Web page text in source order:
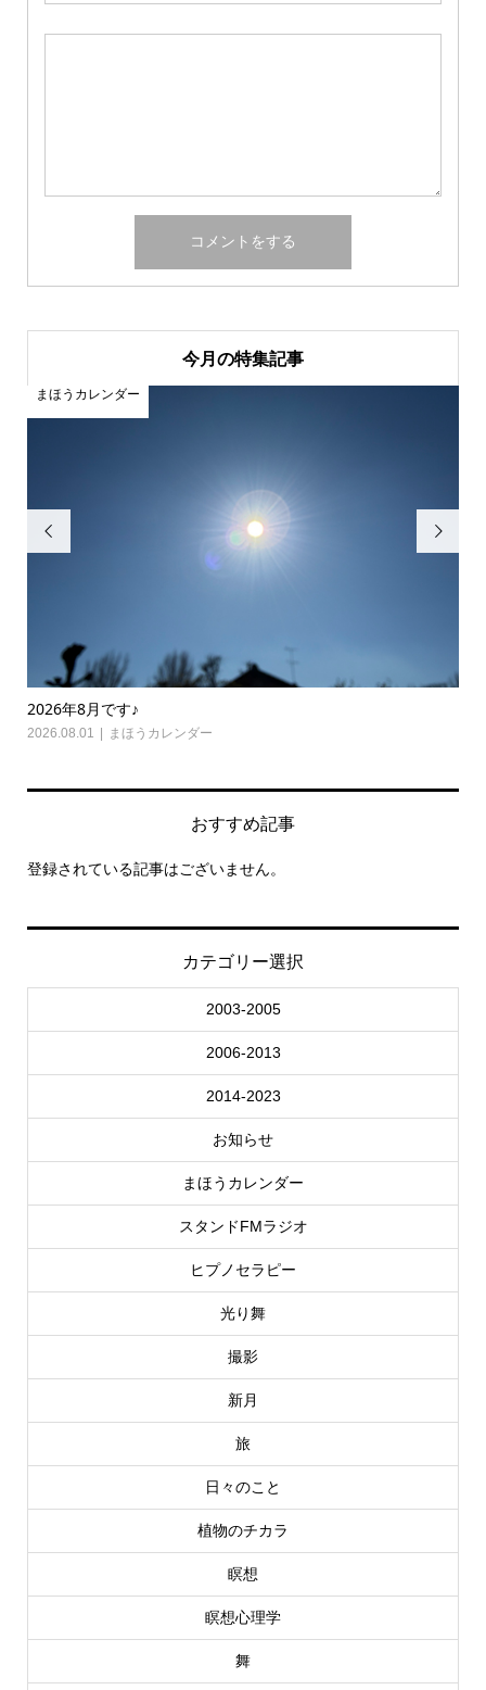
今月の特集記事

2026年8月です♪
2026.08.01 まほうカレンダー
まほうカレンダー

おすすめ記事
登録されている記事はございません。
カテゴリー選択
2003-2005
2006-2013
2014-2023
お知らせ
まほうカレンダー
スタンドFMラジオ
ヒプノセラピー
光り舞
撮影
新月
旅
日々のこと
植物のチカラ
瞑想
瞑想心理学
舞